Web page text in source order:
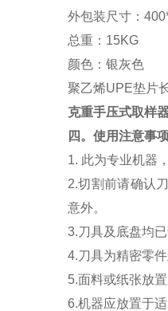
外包装尺寸：
总重：15KG
颜色：银灰色
聚乙烯UPE垫片
克重手压式取样
四。使用注意事项
1. 此为专业机器
2.切割前请确认
意外。
3.刀具及底盘均
4.刀具为精密零
5.面料或纸张放
6.机器应放置于